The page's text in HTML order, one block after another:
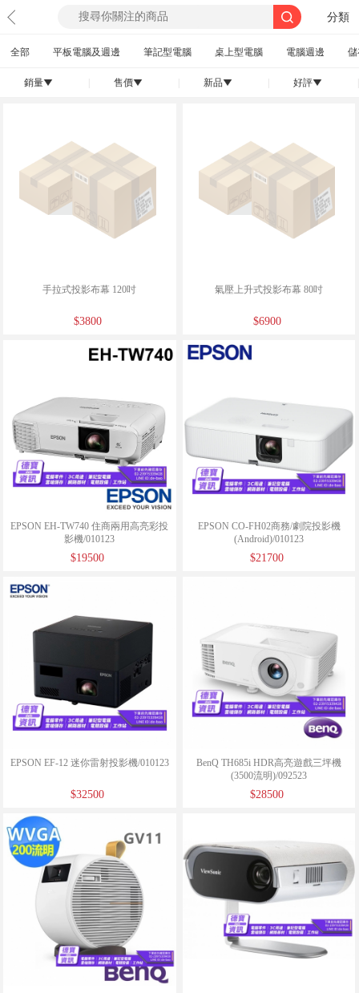
分類
全部 平板電腦及週邊 筆記型電腦 桌上型電腦 電腦週邊
銷量󰄢 售價󰄢 新品󰄢 好評󰄢
手拉式投影布幕 120吋
$3800
氣壓上升式投影布幕 80吋
$6900
EPSON EH-TW740 住商兩用高亮彩投
影機/010123
$19500
EPSON CO-FH02商務/劇院投影機
(Android)/010123
$21700
EPSON EF-12 迷你雷射投影機/010123
$32500
BenQ TH685i HDR高亮遊戲三坪機
(3500流明)/092523
$28500